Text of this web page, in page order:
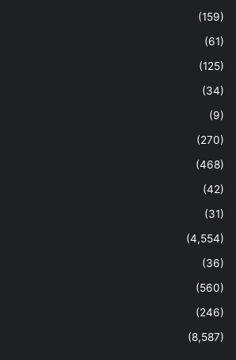
(159)
(61)
(125)
(34)
(9)
(270)
(468)
(42)
(31)
(4,554)
(36)
(560)
(246)
(8,587)